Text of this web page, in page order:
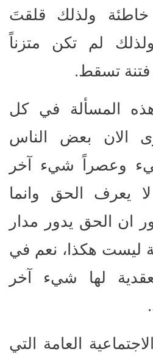
خاطئة ولذلك قلقتَ
لم تكن متزناً
فتنة تسقط.
المسألة في كل
الان بعض الناس
وعصراً شيء آخر
يعرف الحق وانما
ان الحق يدور مدار
ليست هكذا، نعم في
لها شيء آخر
العامة التي